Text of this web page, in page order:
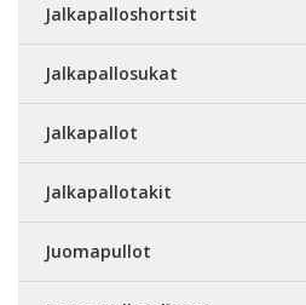
Jalkapalloshortsit
Jalkapallosukat
Jalkapallot
Jalkapallotakit
Juomapullot